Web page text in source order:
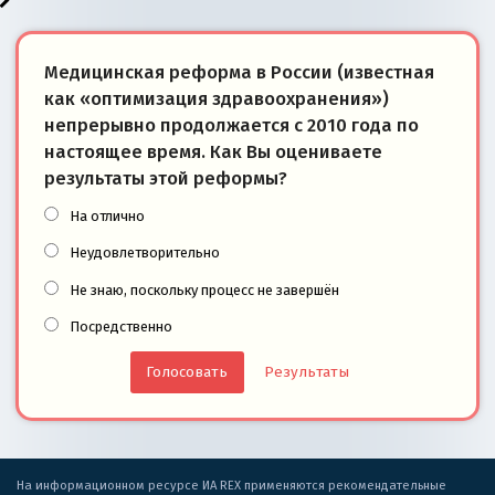
Медицинская реформа в России (известная
как «оптимизация здравоохранения»)
непрерывно продолжается с 2010 года по
настоящее время. Как Вы оцениваете
результаты этой реформы?
На отлично
Неудовлетворительно
Не знаю, поскольку процесс не завершён
Посредственно
Результаты
На информационном ресурсе ИА REX применяются рекомендательные